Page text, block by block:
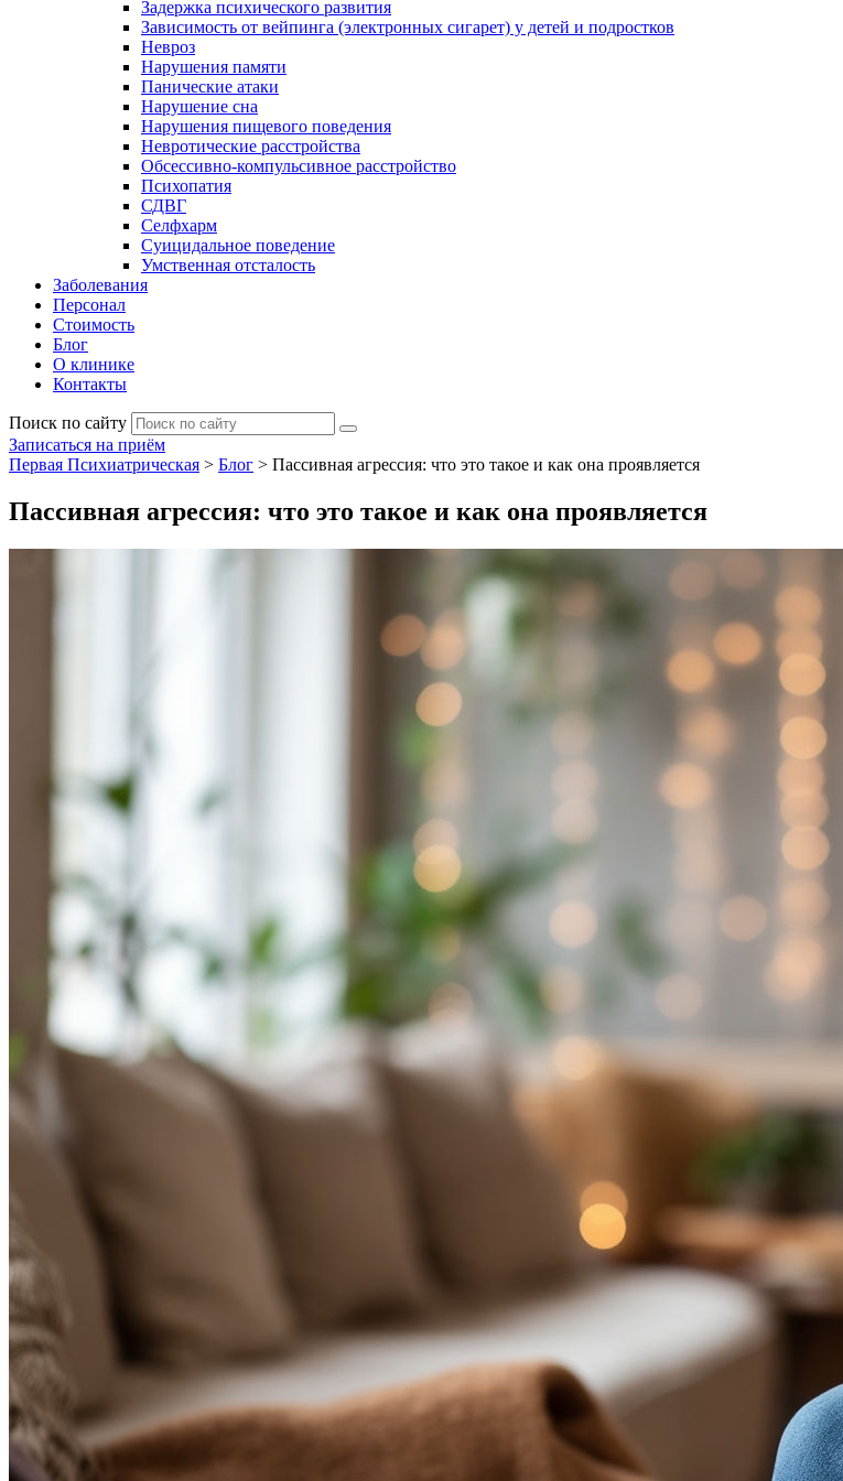
Задержка психического развития
Зависимость от вейпинга (электронных сигарет) у детей и подростков
Невроз
Нарушения памяти
Панические атаки
Нарушение сна
Нарушения пищевого поведения
Невротические расстройства
Обсессивно-компульсивное расстройство
Психопатия
СДВГ
Селфхарм
Суицидальное поведение
Умственная отсталость
Заболевания
Персонал
Стоимость
Блог
О клинике
Контакты
Поиск по сайту
Записаться на приём
Первая Психиатрическая > Блог > Пассивная агрессия: что это такое и как она проявляется
Пассивная агрессия: что это такое и как она проявляется